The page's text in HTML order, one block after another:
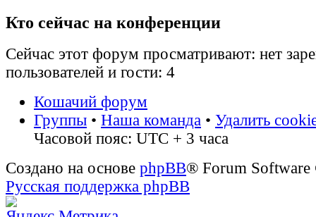
Кто сейчас на конференции
Сейчас этот форум просматривают: нет
пользователей и гости: 4
Кошачий форум
Группы • Наша команда • Удалить
Часовой пояс: UTC + 3 часа
Создано на основе phpBB® Forum
Русская поддержка phpBB